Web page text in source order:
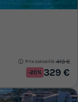
Prix conseillé :413 €
-20% 329 €